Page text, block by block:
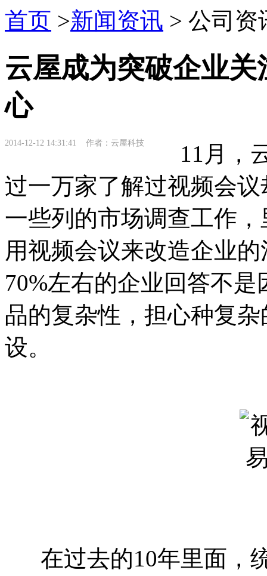
首页 >新闻资讯 > 公司资
云屋成为突破企业
心
2014-12-12 14:31:41 作者：云屋科技
11月，云
过一万家了解过视频会
一些列的市场调查工作
用视频会议来改造企业
70%左右的企业回答不
品的复杂性，担心种复
设。
在过去的10年里面，